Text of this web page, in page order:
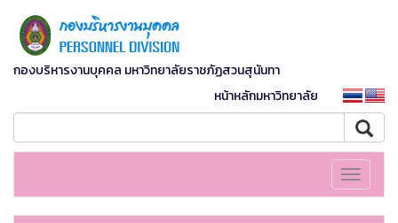
กองบริหารงานบุคคล มหาวิทยาลัยราชภัฏสวนสุนันทา
หน้าหลักมหาวิทยาลัย
Toggle